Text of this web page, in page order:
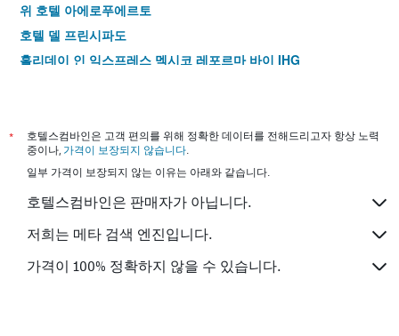
위 호텔 아에로푸에르토
호텔 델 프린시파도
홀리데이 인 익스프레스 멕시코 레포르마 바이 IHG
스위트 콘템포
홀리데이 인 익스프레스 멕시코 바실리카 바이 IHG
호텔 서울
호텔 푼토 MX
햄튼 인 앤드 스위트 멕시코시티 - 센트로 이스토리코
*
호텔스컴바인은 고객 편의를 위해 정확한 데이터를 전해드리고자 항상 노력
중이나, 가격이 보장되지 않습니다.
일부 가격이 보장되지 않는 이유는 아래와 같습니다.
호텔스컴바인은 판매자가 아닙니다.
저희는 메타 검색 엔진입니다.
가격이 100% 정확하지 않을 수 있습니다.